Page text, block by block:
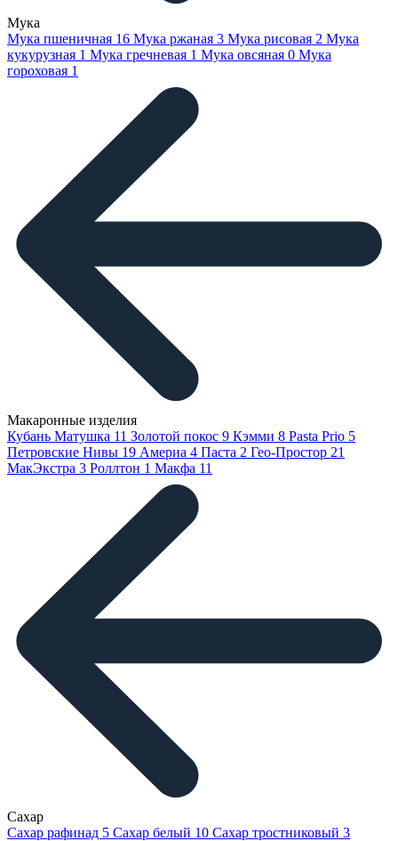
Мука
Мука пшеничная 16 Мука ржаная 3 Мука рисовая 2 Мука
кукурузная 1 Мука гречневая 1 Мука овсяная 0 Мука
гороховая 1
Макаронные изделия
Кубань Матушка 11 Золотой покос 9 Кэмми 8 Pasta Prio 5
Петровские Нивы 19 Америа 4 Паста 2 Гео-Простор 21
МакЭкстра 3 Роллтон 1 Макфа 11
Сахар
Сахар рафинад 5 Сахар белый 10 Сахар тростниковый 3